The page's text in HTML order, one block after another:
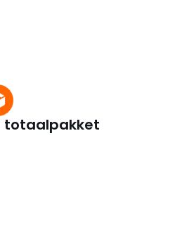
totaalpakket